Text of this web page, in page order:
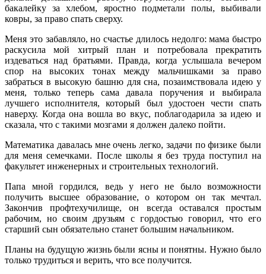
бакалейку за хлебом, яростно подметали полы, выбивали
ковры, за право спать сверху.
Меня это забавляло, но счастье длилось недолго: мама быстро
раскусила мой хитрый план и потребовала прекратить
издеваться над братьями. Правда, когда услышала вечером
спор на высоких тонах между мальчишками за право
забраться в высокую башню для сна, позаимствовала идею у
меня, только теперь сама давала поручения и выбирала
лучшего исполнителя, который был удостоен чести спать
наверху. Когда она вошла во вкус, поблагодарила за идею и
сказала, что с такими мозгами я должен далеко пойти.
Математика давалась мне очень легко, задачи по физике были
для меня семечками. После школы я без труда поступил на
факультет инженерных и строительных технологий.
Папа мной гордился, ведь у него не было возможности
получить высшее образование, о котором он так мечтал.
Закончив профтехучилище, он всегда оставался простым
рабочим, но своим друзьям с гордостью говорил, что его
старший сын обязательно станет большим начальником.
Планы на будущую жизнь были ясны и понятны. Нужно было
только трудиться и верить, что все получится.